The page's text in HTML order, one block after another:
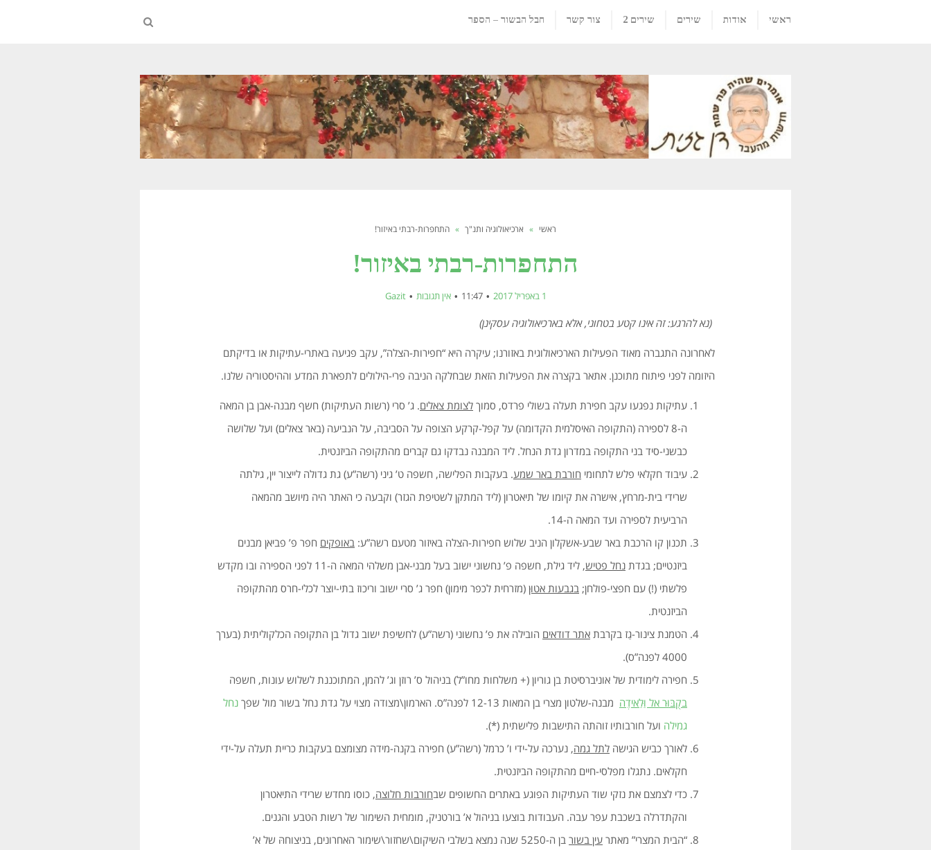
ראשי אודות שירים שירים 2 צור קשר חבל הבשור – הספר
ראשי » ארכיאולוגיה ותנ"ך » התחפרות-רבתי באיזור!
התחפרות-רבתי באיזור!
1 באפריל 2017 11:47 אין תגובות Gazit
(נא להרגע: זה אינו קטע בטחוני, אלא בארכיאולוגיה עסקינן)
לאחרונה התגברה מאוד הפעילות הארכיאולוגית באזורנו; עיקרה היא “חפירות-הצלה”, עקב פגיעה באתרי-עתיקות או בדיקתם
היזומה לפני פיתוח מתוכנן. אתאר בקצרה את הפעילות הזאת שבחלקה הניבה פרי-הילולים לתפארת המדע וההיסטוריה שלנו.
עתיקות נפגעו עקב חפירת תעלה בשולי פרדס, סמוך לצומת צאלים. ג’ סרי (רשות העתיקות) חשף מבנה-אבן בן המאה
ה-8 לספירה (התקופה האיסלמית הקדומה) על קפל-קרקע הצופה על הסביבה, על הנביעה (באר צאלים) ועל שלושה
כבשני-סיד בני התקופה במדרון גדת הנחל. ליד המבנה נבדקו גם קברים מהתקופה הביזנטית.
עיבוד חקלאי פלש לתחומי חורבת באר שמע. בעקבות הפלישה, חשפה ט’ גיני (רשה”ע) גת גדולה לייצור יין, גילתה
שרידי בית-מרחץ, אישרה את קיומו של תיאטרון (ליד המתקן לשטיפת הגזר) וקבעה כי האתר היה מיושב מהמאה
הרביעית לספירה ועד המאה ה-14.
תכנון קו הרכבת באר שבע-אשקלון הניב שלוש חפירות-הצלה באיזור מטעם רשה”ע: באופקים חפר פ’ פביאן מבנים
ביזנטיים; בגדת נחל פטיש
, ליד גילת, חשפה פ’ נחשוני ישוב בעל מבני-אבן משלהי המאה ה-11 לפני הספירה ובו מקדש
פלשתי (!) עם חפצי-פולחן; בגבעות אטוּן (מזרחית לכפר מימון) חפר ג’ סרי ישוב וריכוז בתי-יוצר לכלי-חרס מהתקופה
הביזנטית.
הטמנת צינור-גַז בקרבת אתר דודאים הובילה את פ’ נחשוני (רשה”ע) לחשיפת ישוב גדול בן התקופה הכלקוליתית (בערך
4000 לפנה”ס).
חפירה לימודית של אוניברסיטת בן גוריון (+ משלחות מחו”ל) בניהול ס’ רוזן וג’ להמן, המתוכננת לשלוש עונות, חשפה
בקֻבּוּר אל וַּלַאידֶה מבנה-שלטון מצרי בן המאות 12-13 לפנה”ס. הארמון\מצודה מצוי על גדת נחל בשור מול שפך
נחל
גמילה ועל חורבותיו זוהתה התישבות פלישתית (*).
לאורך כביש הגישה לתל גמה, נערכה על-ידי ו’ כרמל (רשה”ע) חפירה בקנה-מידה מצומצם בעקבות כריית תעלה על-ידי
חקלאים. נתגלו מפלסי-חיים מהתקופה הביזנטית.
כדי לצמצם את נזקי שוד העתיקות הפוגע באתרים החשופים שבחורבות חלוצה, כוסו מחדש שרידי התיאטרון
והקתדרלה בשכבת עפר עבה. העבודות בוצעו בניהול א’ בורטניק, מומחית השימור של רשות הטבע והגנים.
“הבית המצרי” מאתר עין בשור
בן ה-5250 שנה נמצא בשלבי השיקום\שחזור\שימור האחרונים, בניצוחהּ של א’